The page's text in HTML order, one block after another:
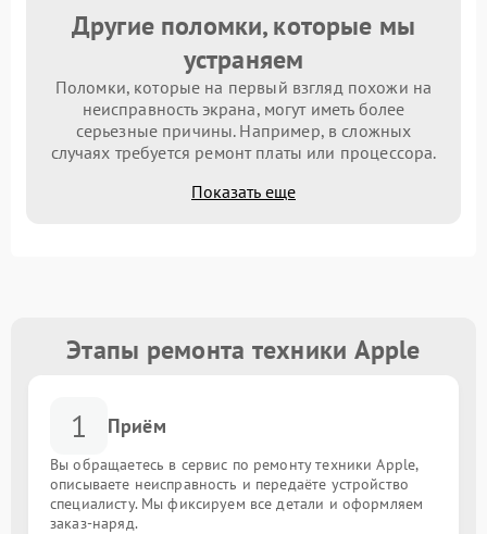
Другие поломки, которые мы
устраняем
Поломки, которые на первый взгляд похожи на
неисправность экрана, могут иметь более
серьезные причины. Например, в сложных
случаях требуется ремонт платы или процессора.
Показать еще
Этапы ремонта техники Apple
1 Приём
Вы обращаетесь в сервис по ремонту техники Apple,
описываете неисправность и передаёте устройство
специалисту. Мы фиксируем все детали и оформляем
заказ-наряд.